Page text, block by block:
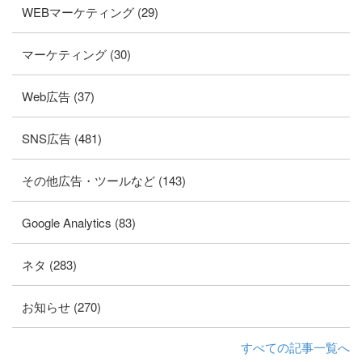
WEBマーケティング (29)
マーケティング (30)
Web広告 (37)
SNS広告 (481)
その他広告・ツールなど (143)
Google Analytics (83)
ネタ (283)
お知らせ (270)
すべての記事一覧へ